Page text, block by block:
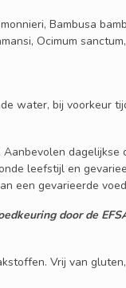
Bambusa
Ocimum
water, bij voorkeur
leefstijl en
een gevarieerde
door de
Vrij van